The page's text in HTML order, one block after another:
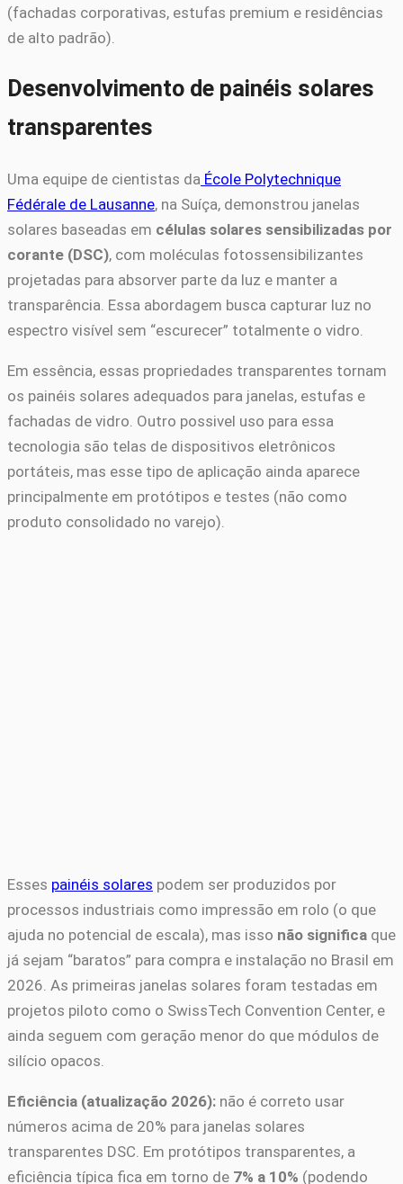
(fachadas corporativas, estufas premium e residências
de alto padrão).
Desenvolvimento de painéis solares
transparentes
Uma equipe de cientistas da École Polytechnique
Fédérale de Lausanne, na Suíça, demonstrou janelas
solares baseadas em células solares sensibilizadas por
corante (DSC), com moléculas fotossensibilizantes
projetadas para absorver parte da luz e manter a
transparência. Essa abordagem busca capturar luz no
espectro visível sem “escurecer” totalmente o vidro.
Em essência, essas propriedades transparentes tornam
os painéis solares adequados para janelas, estufas e
fachadas de vidro. Outro possivel uso para essa
tecnologia são telas de dispositivos eletrônicos
portáteis, mas esse tipo de aplicação ainda aparece
principalmente em protótipos e testes (não como
produto consolidado no varejo).
Esses painéis solares podem ser produzidos por
processos industriais como impressão em rolo (o que
ajuda no potencial de escala), mas isso não significa que
já sejam “baratos” para compra e instalação no Brasil em
2026. As primeiras janelas solares foram testadas em
projetos piloto como o SwissTech Convention Center, e
ainda seguem com geração menor do que módulos de
silício opacos.
Eficiência (atualização 2026): não é correto usar
números acima de 20% para janelas solares
transparentes DSC. Em protótipos transparentes, a
eficiência típica fica em torno de 7% a 10% (podendo